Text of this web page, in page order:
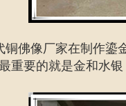
铜佛像厂家在制作鎏
重要的就是金和水